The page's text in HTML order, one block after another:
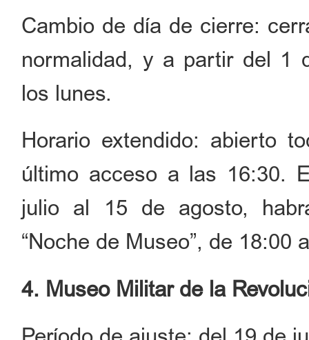
Cambio de día de cierre:
normalidad, y a partir del 1
los lunes.
Horario extendido: abierto
último acceso a las 16:30.
julio al 15 de agosto,
“Noche de Museo”, de 18:00
4. Museo Militar de la